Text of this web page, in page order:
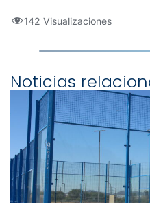
142 Visualizaciones
Noticias